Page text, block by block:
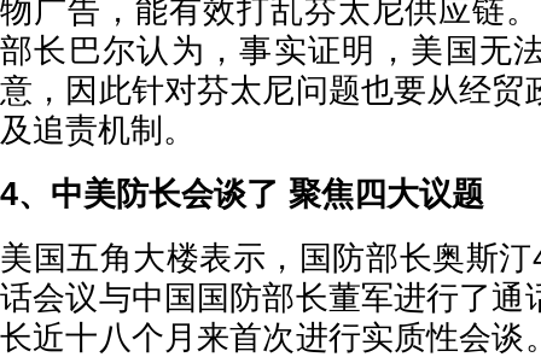
物广告，能有效打乱芬太尼供应链
部长巴尔认为，事实证明，美国无
意，因此针对芬太尼问题也要从经贸
及追责机制。
4、中美防长会谈了 聚焦四大议题
美国五角大楼表示，国防部长奥斯
话会议与中国国防部长董军进行了通
长近十八个月来首次进行实质性会谈